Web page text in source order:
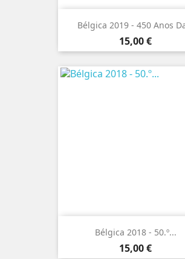
Bélgica 2019 - 450 Anos
Preço
15,00 €
Bélgica 2018 - 50.º...
Preço
15,00 €